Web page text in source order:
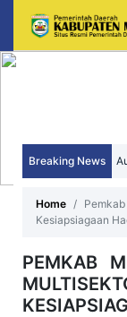
Breaking News
Home
Kesiapsiagaan
PEMKAB